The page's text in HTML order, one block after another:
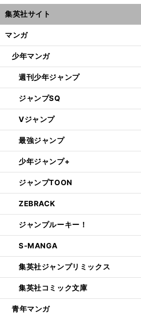
集英社サイト
マンガ
少年マンガ
週刊少年ジャンプ
ジャンプSQ
Vジャンプ
最強ジャンプ
少年ジャンプ+
ジャンプTOON
ZEBRACK
ジャンプルーキー！
S-MANGA
集英社ジャンプリミックス
集英社コミック文庫
青年マンガ